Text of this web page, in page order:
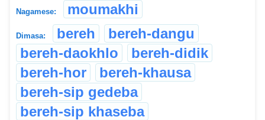
Nagamese: moumakhi
Dimasa: bereh
bereh-dangu
bereh-daokhlo
bereh-didik
bereh-hor
bereh-khausa
bereh-sip gedeba
bereh-sip khaseba